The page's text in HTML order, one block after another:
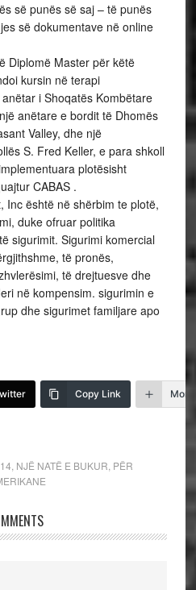
së punës së saj – të punës
së dokumentave në online
Diplomë Master për këtë
kursin në terapi
i Shoqatës Kombëtare
anëtare e bordit të Dhomës
Valley, dhe një
S. Fred Keller, e para shkoll
plotësisht
CABAS .
Inc është në shërbim te plotë,
duke ofruar politika
sigurimit. Sigurimi komercial
të pronës,
të drejtuesve dhe
në kompensim. sigurimin e
dhe sigurimet familjare apo
Copy Link More
NJË NATË E BUKUR PËR